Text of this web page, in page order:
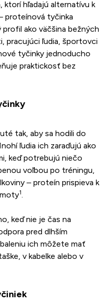
ktorí hľadajú alternatívu k
proteínová tyčinka
ako väčšina bežných
pracujúci ľudia, športovci
tyčinky jednoducho
praktickosť bez
tak, aby sa hodili do
ľudia ich zaraďujú ako
keď potrebujú niečo
voľbou po tréningu,
– proteín prispieva k
1
keď nie je čas na
pred dlhším
ich môžete mať
v kabelke alebo v